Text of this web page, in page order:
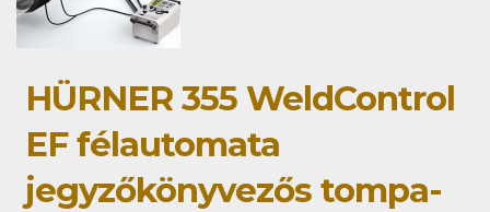
HÜRNER 355 WeldControl
EF félautomata
jegyzőkönyvezős tompa-